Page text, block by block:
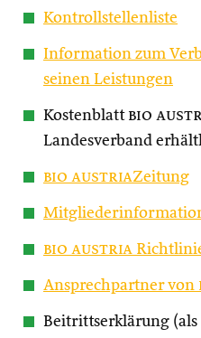
Kontrollstellenliste
Information zum
seinen Leistungen
Kostenblatt bio
Landesverband
bio austriaZeitung
bio austria
Ansprechpartner von
Beitrittserklärung